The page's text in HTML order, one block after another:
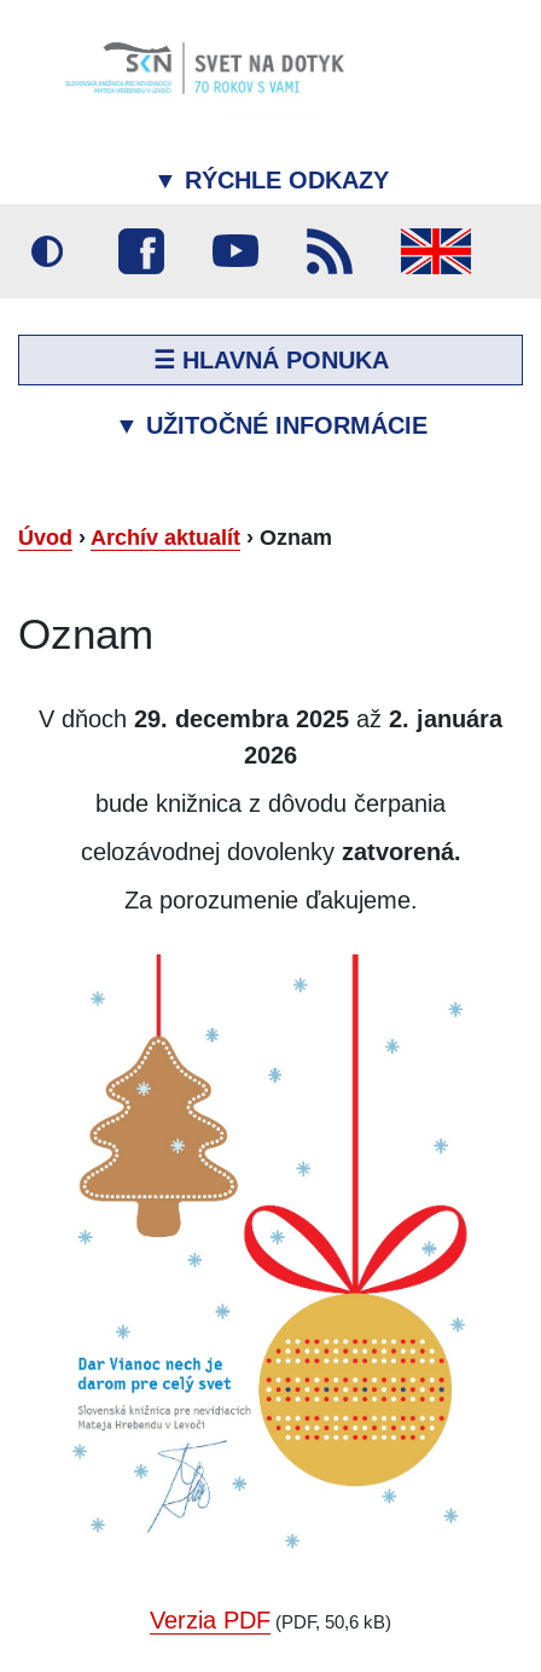
▼ RÝCHLE ODKAZY
☰ HLAVNÁ PONUKA
▼ UŽITOČNÉ INFORMÁCIE
Úvod › Archív aktualít › Oznam
Oznam
V dňoch 29. decembra 2025 až 2. januára
2026
bude knižnica z dôvodu čerpania
celozávodnej dovolenky zatvorená.
Za porozumenie ďakujeme.
Verzia PDF (PDF, 50,6 kB)